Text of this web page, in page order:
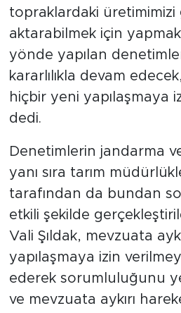
topraklardaki üretimimizi
aktarabilmek için
yönde yapılan
kararlılıkla devam
hiçbir yeni yapılaşmaya
dedi.
Denetimlerin jandarma
yanı sıra tarım
tarafından da bundan
etkili şekilde
Vali Şıldak, mevzuata
yapılaşmaya izin
ederek sorumluluğunu
ve mevzuata aykırı